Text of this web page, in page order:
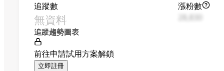
追蹤數
無資料
漲粉數
追蹤趨勢圖表
前往申請試用方案解鎖
立即註冊